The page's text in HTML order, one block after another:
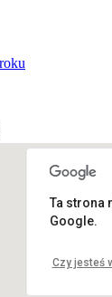
Ta strona
Google.
Czy jesteś